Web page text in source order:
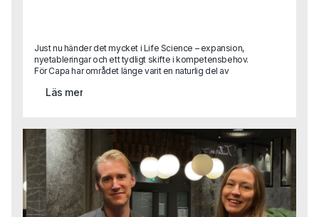
Just nu händer det mycket i Life Science – expansion,
nyetableringar och ett tydligt skifte i kompetensbehov.
För Capa har området länge varit en naturlig del av
dedikerat affärsområde och två erfarna rekryterare på
Läs mer